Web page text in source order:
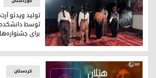
تولید ویدئو آرت «دیوار گیسوان» توسط
تولید ویدئو
توسط
برای
کردستان